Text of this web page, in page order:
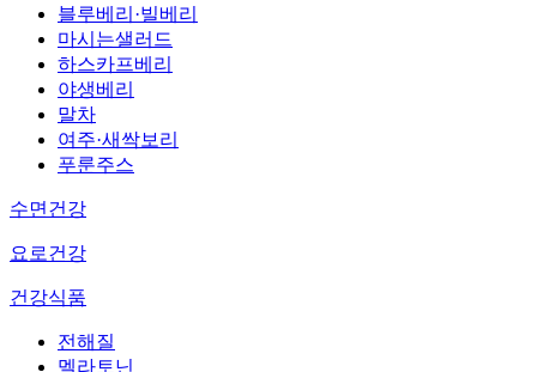
블루베리·빌베리
마시는샐러드
하스카프베리
야생베리
말차
여주·새싹보리
푸룬주스
수면건강
요로건강
건강식품
전해질
멜라토닌